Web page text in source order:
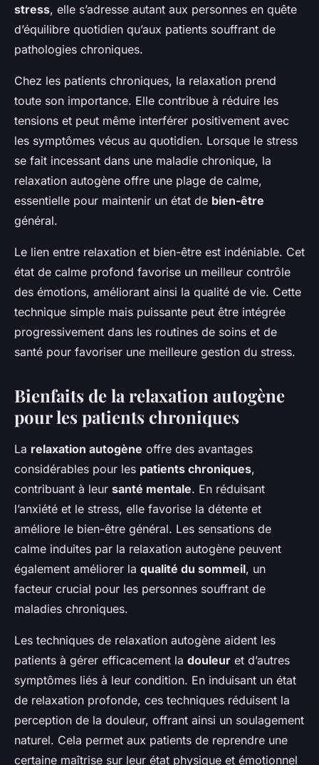
stress, elle s’adresse autant aux personnes en quête
d’équilibre quotidien qu’aux patients souffrant de
pathologies chroniques.
Chez les patients chroniques, la relaxation prend
toute son importance. Elle contribue à réduire les
tensions et peut même interférer positivement avec
les symptômes vécus au quotidien. Lorsque le stress
se fait incessant dans une maladie chronique, la
relaxation autogène offre une plage de calme,
essentielle pour maintenir un état de bien-être
général.
Le lien entre relaxation et bien-être est indéniable. Cet
état de calme profond favorise un meilleur contrôle
des émotions, améliorant ainsi la qualité de vie. Cette
technique simple mais puissante peut être intégrée
progressivement dans les routines de soins et de
santé pour favoriser une meilleure gestion du stress.
Bienfaits de la relaxation autogène
pour les patients chroniques
La relaxation autogène offre des avantages
considérables pour les patients chroniques,
contribuant à leur santé mentale. En réduisant
l’anxiété et le stress, elle favorise la détente et
améliore le bien-être général. Les sensations de
calme induites par la relaxation autogène peuvent
également améliorer la qualité du sommeil, un
facteur crucial pour les personnes souffrant de
maladies chroniques.
Les techniques de relaxation autogène aident les
patients à gérer efficacement la douleur et d’autres
symptômes liés à leur condition. En induisant un état
de relaxation profonde, ces techniques réduisent la
perception de la douleur, offrant ainsi un soulagement
naturel. Cela permet aux patients de reprendre une
certaine maîtrise sur leur état physique et émotionnel